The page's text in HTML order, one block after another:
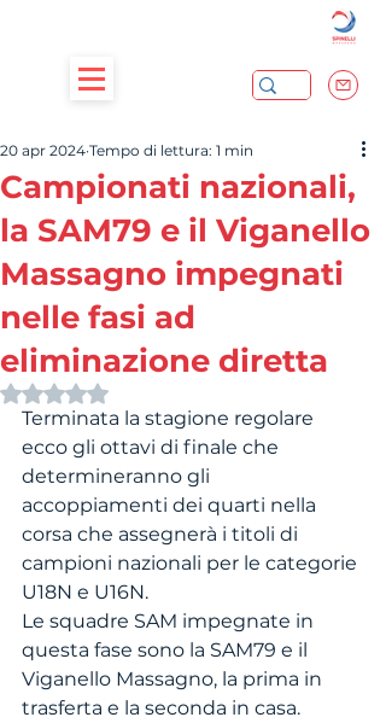
Campionati nazionali,
la SAM79 e il Viganello
Massagno impegnati
nelle fasi ad
eliminazione diretta
20 apr 2024 Tempo di lettura: 1 min
Valutazione NaN stelle su 5.
Terminata la stagione regolare
ecco gli ottavi di finale che
determineranno gli
accoppiamenti dei quarti nella
corsa che assegnerà i titoli di
campioni nazionali per le categorie
U18N e U16N.
Le squadre SAM impegnate in
questa fase sono la SAM79 e il
Viganello Massagno, la prima in
trasferta e la seconda in casa.